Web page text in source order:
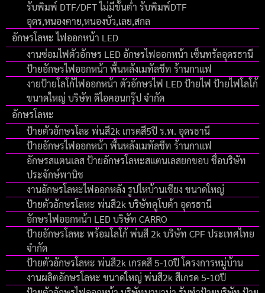
รับพิมพ์ DTF/DFT ไม่มีขั้นต่ำ รับพิมพ์DTF
อุดร,หนองคาย,หนองบัว,เลย,สกล
อักษรโลหะ ไฟออกหน้า LED
งานซ่อมไฟตัวอักษร LED อักษรไฟออกหน้า เซ็นทรัลอุดรธานี
ป้ายอักษรไฟออกหน้า พื้นหลังเมทัลชีท ร้านกาแฟ
งายป้ายโลโก้ไฟออกหน้า ตัวอักษรไฟ LED ป้ายไฟ ป้ายไฟโลโก้
ขนาดใหญ่ บริษัท ดิไอคอนกรุ๊ป จํากัด
อักษรโลหะ
ป้ายตัวอักษรโละ พ่นสี2k เกรดสี5ปี ร.พ. อุดรธานี
ป้ายอักษรไฟออกหน้า พื้นหลังเมทัลชีท ร้านกาแฟ
อักษรสแตนเลส ป้ายอักษรโลหะสแตนเลสยกขอบ ชื่อบริษัท
ประจักษ์พานิช
งานอักษรโลหะไฟออกหลัง รูปไหบ้านเชียง ขนาดใหญ่
ป้ายตัวอักษรโลหะ พ่นสี2k บริษัทคูโบต้า อุดรธานี
อักษรไฟออกหน้า LED บริษัท CARRO
ป้ายอักษรโลหะ พร้อมโลโก้ พ่นสี 2k บริษัท CPF ประเทศไทย
จำกัด
ป้ายตัวอักษรโลหะ พ่นสี2k เกรดสี 5-10ปี โครงการหมู่บ้าน
งานผลิตอักษรโลหะ ขนาดใหญ่ พ่นสี2k สีเกรด 5-10ปี